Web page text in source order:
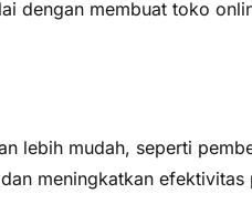
dengan membuat toko
lebih mudah, seperti
meningkatkan efektivitas